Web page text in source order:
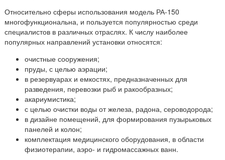
Относительно сферы использования модель РА-150
многофункциональна, и пользуется популярностью среди
специалистов в различных отраслях. К числу наиболее
популярных направлений установки относятся:
очистные сооружения;
пруды, с целью аэрации;
в резервуарах и емкостях, предназначенных для
разведения, перевозки рыб и ракообразных;
акариумистика;
с целью очистки воды от железа, радона, сероводорода;
в дизайне помещений, для формирования пузырьковых
панелей и колон;
комплектация медицинского оборудования, в области
физиотерапии, аэро- и гидромассажных ванн.